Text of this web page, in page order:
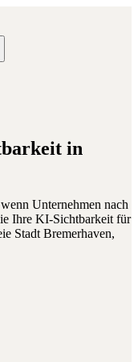
in
Unternehmen nach
Ihre KI-Sichtbarkeit für
Stadt Bremerhaven,